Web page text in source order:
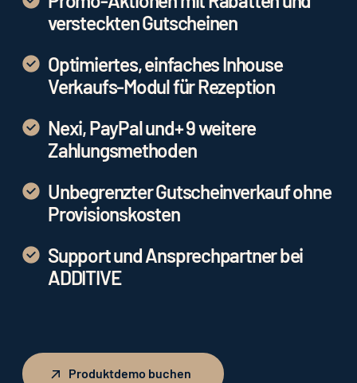
versteckten Gutscheinen
Optimiertes, einfaches Inhouse
Verkaufs-Modul für Rezeption
Nexi, PayPal und+ 9 weitere
Zahlungsmethoden
Unbegrenzter Gutscheinverkauf ohne
Provisionskosten
Support und Ansprechpartner bei
ADDITIVE
Produktdemo buchen
Produktdemo buchen